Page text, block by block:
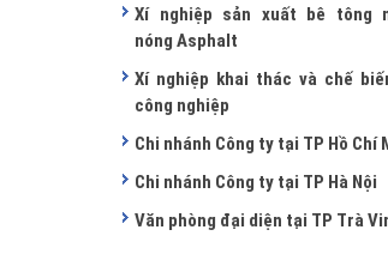
Xí nghiệp sản xuất bê tông
nóng Asphalt
Xí nghiệp khai thác và chế
công nghiệp
Chi nhánh Công ty tại TP Hồ Chí
Chi nhánh Công ty tại TP Hà Nội
Văn phòng đại diện tại TP Trà